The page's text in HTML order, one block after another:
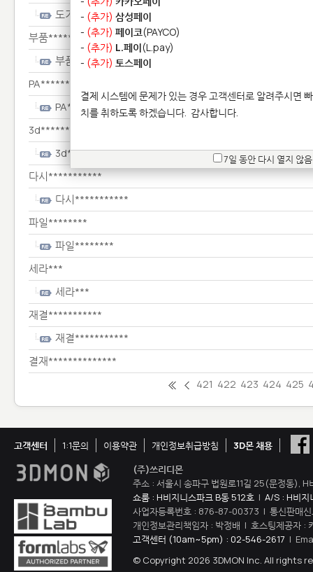
도기********
부품*************
부품*************
PA************
PA************
3d**************
3d**************
다시***********
다시***********
파일********
파일********
세라***
세라***
재결***********
재결***********
결재**************
421 422 423 424 425
고객센터 1:1문의 이용약관 개인정보취급방침
3D몬 채용
(주)쓰리디몬
주소 : 서울시 송파구 법원로11길 25(문정동),
쇼룸 : H비지니스파크 B동 512호 | A/S : H비지
사업자등록번호 : 876-87-00373 | 통신판매
개인정보관리책임자 : 박정배 | 호스팅제공자 :
고객센터 (10am~5pm) : 02-546-2617 |
© Copyright 2026 3DMON Inc. All rights
- (추가) 삼성페이
- (추가) 페이코(PAYCO)
- (추가) L.페이(L.pay)
- (추가) 토스페이
결제 시스템에 문제가 있는 경우 고객센터로 알려주시면
치를 취하도록 하겠습니다. 감사합니다.
7일 동안 다시 열지 않음